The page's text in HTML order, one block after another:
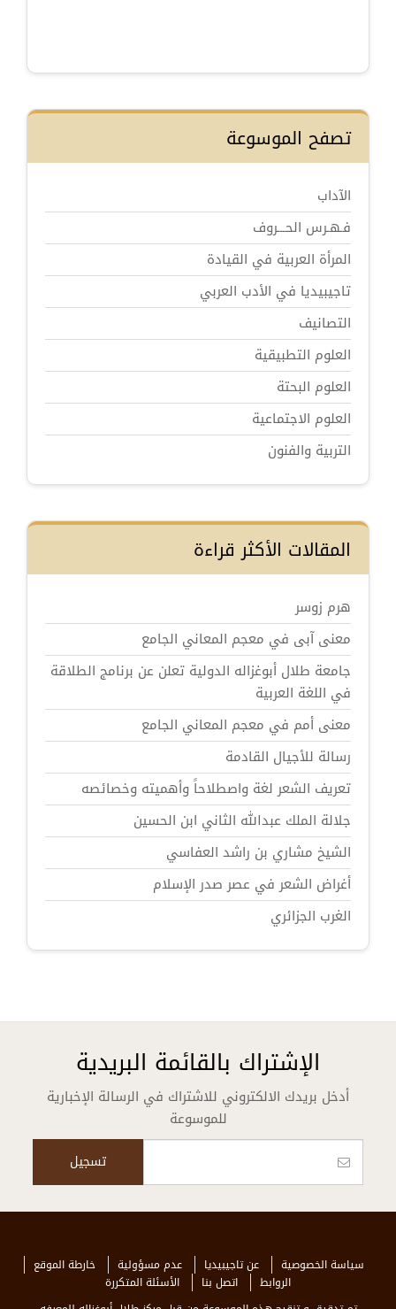
تصفح الموسوعة
الآداب
فـهـرس الحـــروف
المرأة العربية في القيادة
تاجيبيديا في الأدب العربي
التصانيف
العلوم التطبيقية
العلوم البحتة
العلوم الاجتماعية
التربية والفنون
المقالات الأكثر قراءة
هرم زوسر
معنى آبى في معجم المعاني الجامع
جامعة طلال أبوغزاله الدولية تعلن عن برنامج الطلاقة
في اللغة العربية
معنى أمم في معجم المعاني الجامع
رسالة للأجيال القادمة
تعريف الشعر لغة واصطلاحاً وأهميته وخصائصه
جلالة الملك عبدالله الثاني ابن الحسين
الشيخ مشاري بن راشد العفاسي
أغراض الشعر في عصر صدر الإسلام
الغرب الجزائري
الإشتراك بالقائمة البريدية
أدخل بريدك الالكتروني للاشتراك في الرسالة الإخبارية
للموسوعة
سياسة الخصوصية عن تاجيبيديا عدم مسؤولية
خارطة الموقع
الروابط
اتصل بنا
الأسئلة المتكررة